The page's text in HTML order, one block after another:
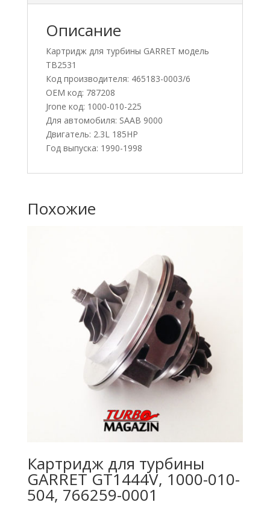
Описание
Картридж для турбины GARRET модель
TB2531
Код производителя: 465183-0003/6
OEM код: 787208
Jrone код: 1000-010-225
Для автомобиля: SAAB 9000
Двигатель: 2.3L 185HP
Год выпуска: 1990-1998
Похожие
Картридж для турбины
GARRET GT1444V, 1000-010-
504, 766259-0001